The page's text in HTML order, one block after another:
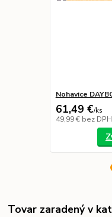
Nohavice
61,49 €/ks
49,99 € bez DPH
Tovar zaradený v